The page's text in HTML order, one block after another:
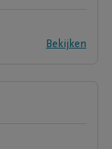
Bekijken